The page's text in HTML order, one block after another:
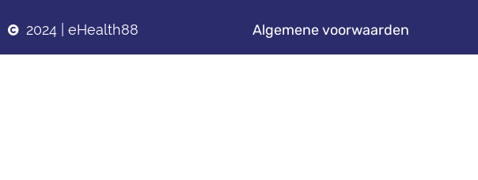
2024 | eHealth88 Algemene voorwaarden